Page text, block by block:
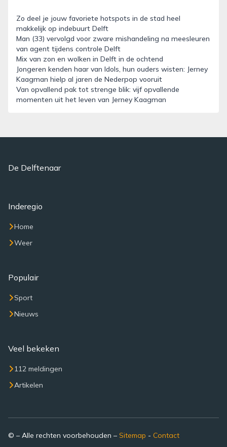
Zo deel je jouw favoriete hotspots in de stad heel
makkelijk op indebuurt Delft
Man (33) vervolgd voor zware mishandeling na meesleuren
van agent tijdens controle Delft
Mix van zon en wolken in Delft in de ochtend
Jongeren kenden haar van Idols, hun ouders wisten: Jerney
Kaagman hielp al jaren de Nederpop vooruit
Van opvallend pak tot strenge blik: vijf opvallende
momenten uit het leven van Jerney Kaagman
De Delftenaar
Inderegio
Home
Weer
Populair
Sport
Nieuws
Veel bekeken
112 meldingen
Artikelen
© – Alle rechten voorbehouden – Sitemap - Contact